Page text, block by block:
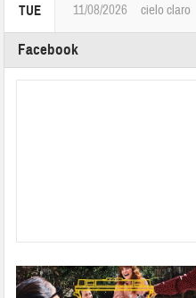
TUE 11/08/2026 cielo claro
Facebook